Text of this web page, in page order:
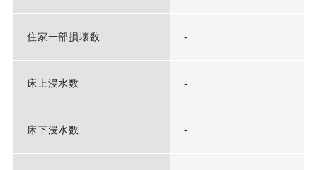
住家一部損壊数 -
床上浸水数 -
床下浸水数 -